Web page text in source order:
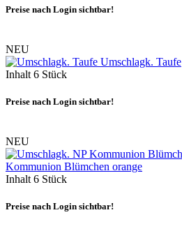
Preise nach Login sichtbar!
NEU
Umschlagk. Taufe
Inhalt 6 Stück
Preise nach Login sichtbar!
NEU
Kommunion Blümchen orange
Inhalt 6 Stück
Preise nach Login sichtbar!